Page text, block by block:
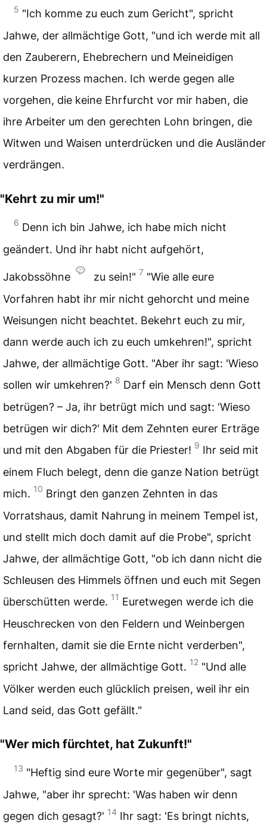
5 "Ich komme zu euch zum Gericht", spricht
Jahwe, der allmächtige Gott, "und ich werde mit all
den Zauberern, Ehebrechern und Meineidigen
kurzen Prozess machen. Ich werde gegen alle
vorgehen, die keine Ehrfurcht vor mir haben, die
ihre Arbeiter um den gerechten Lohn bringen, die
Witwen und Waisen unterdrücken und die Ausländer
verdrängen.
"Kehrt zu mir um!"
6 Denn ich bin Jahwe, ich habe mich nicht
geändert. Und ihr habt nicht aufgehört,
Jakobssöhne zu sein!" 7 "Wie alle eure
Vorfahren habt ihr mir nicht gehorcht und meine
Weisungen nicht beachtet. Bekehrt euch zu mir,
dann werde auch ich zu euch umkehren!", spricht
Jahwe, der allmächtige Gott. "Aber ihr sagt: 'Wieso
sollen wir umkehren?' 8 Darf ein Mensch denn Gott
betrügen? – Ja, ihr betrügt mich und sagt: 'Wieso
betrügen wir dich?' Mit dem Zehnten eurer Erträge
und mit den Abgaben für die Priester! 9 Ihr seid mit
einem Fluch belegt, denn die ganze Nation betrügt
mich. 10 Bringt den ganzen Zehnten in das
Vorratshaus, damit Nahrung in meinem Tempel ist,
und stellt mich doch damit auf die Probe", spricht
Jahwe, der allmächtige Gott, "ob ich dann nicht die
Schleusen des Himmels öffnen und euch mit Segen
überschütten werde. 11 Euretwegen werde ich die
Heuschrecken von den Feldern und Weinbergen
fernhalten, damit sie die Ernte nicht verderben",
spricht Jahwe, der allmächtige Gott. 12 "Und alle
Völker werden euch glücklich preisen, weil ihr ein
Land seid, das Gott gefällt."
"Wer mich fürchtet, hat Zukunft!"
13 "Heftig sind eure Worte mir gegenüber", sagt
Jahwe, "aber ihr sprecht: 'Was haben wir denn
gegen dich gesagt?' 14 Ihr sagt: 'Es bringt nichts,